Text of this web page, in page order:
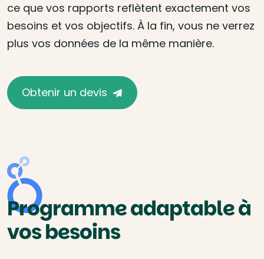
ce que vos rapports reflètent exactement vos
besoins et vos objectifs. À la fin, vous ne verrez
plus vos données de la même manière.
Obtenir un devis
Programme adaptable à
vos besoins